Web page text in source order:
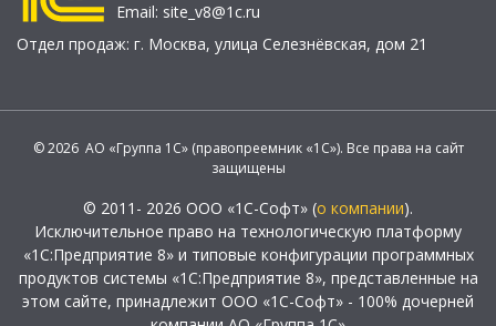
Email: site_v8@1c.ru
Отдел продаж: г. Москва, улица Селезнёвская, дом 21
© 2026 АО «Группа 1С» (правопреемник «1С»). Все права на сайт
защищены
© 2011- 2026 ООО «1С-Софт» (о компании).
Исключительное право на технологическую платформу
«1С:Предприятие 8» и типовые конфигурации программных
продуктов системы «1С:Предприятие 8», представленные на
этом сайте, принадлежит ООО «1С-Софт» - 100% дочерней